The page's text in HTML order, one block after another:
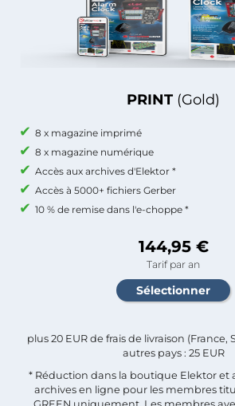
PRINT (Gold)
8 x magazine imprimé
8 x magazine numérique
Accès aux archives d'Elektor *
Accès à 5000+ fichiers Gerber
10 % de remise dans l'e-choppe *
144,95 €
Tarif par an
plus 20 EUR de frais de livraison (France,
autres pays : 25 EUR
* Réduction dans la boutique Elektor et
archives en ligne pour les membres